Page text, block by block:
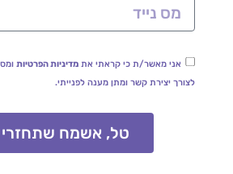
אני מאשר/ת כי קראתי אתמדיניות הפרטיות
לצורך יצירת קשר ומתן מענה לפנייתי.
טל, אשמח שתחזרי